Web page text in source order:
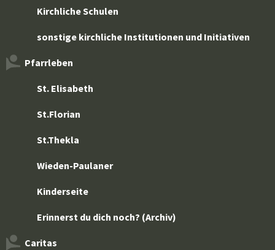
Kirchliche Schulen
sonstige kirchliche Institutionen und Initiativen
Pfarrleben
St. Elisabeth
St.Florian
St.Thekla
Wieden-Paulaner
Kinderseite
Erinnerst du dich noch? (Archiv)
Caritas